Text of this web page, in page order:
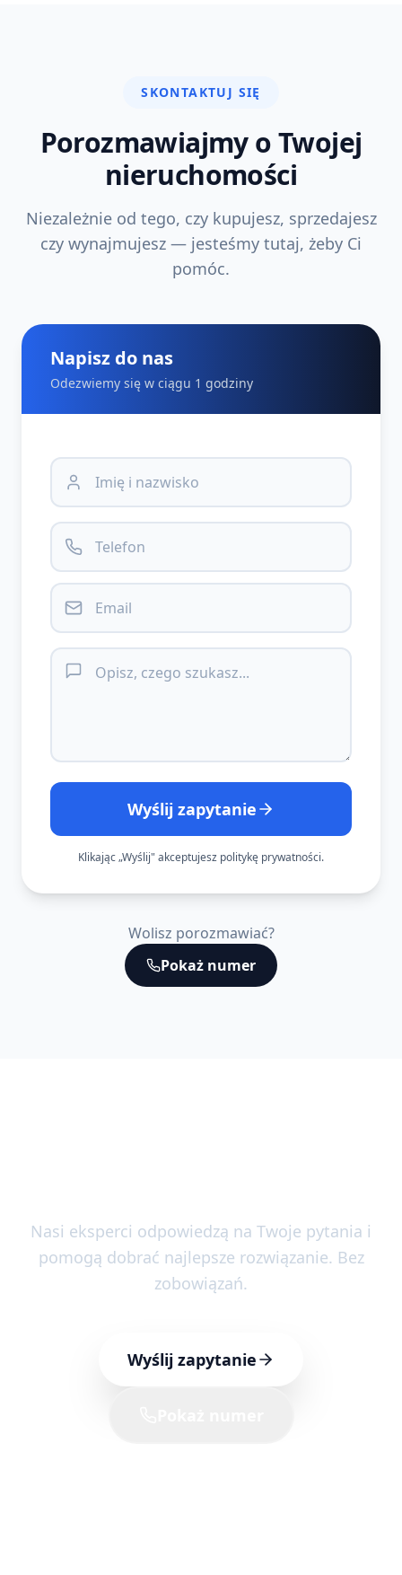
SKONTAKTUJ SIĘ
Porozmawiajmy o Twojej
nieruchomości
Niezależnie od tego, czy kupujesz, sprzedajesz
czy wynajmujesz — jesteśmy tutaj, żeby Ci
pomóc.
Napisz do nas
Odezwiemy się w ciągu 1 godziny
Wyślij zapytanie
Klikając „Wyślij" akceptujesz politykę prywatności.
Wolisz porozmawiać?
Pokaż numer
Nasi eksperci odpowiedzą na Twoje pytania i
pomogą dobrać najlepsze rozwiązanie. Bez
zobowiązań.
Wyślij zapytanie